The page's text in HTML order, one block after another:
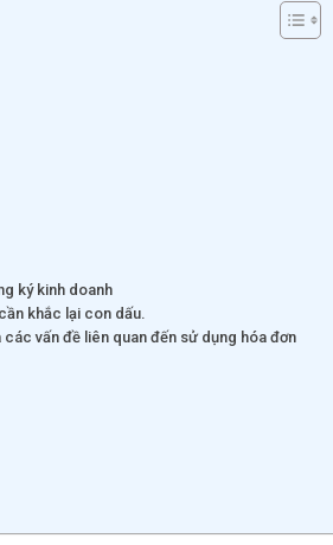
ký kinh doanh
khắc lại con dấu.
vấn đề liên quan đến sử dụng hóa đơn